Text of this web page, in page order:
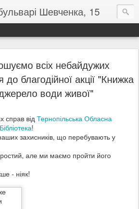
Шевченка, 15
всіх небайдужих
до благодійної акції "Книжка
води живої"
справ від Тернопільська Обласна
!
захисників, що перебувають у
але ми маємо пройти його
- ніяк!